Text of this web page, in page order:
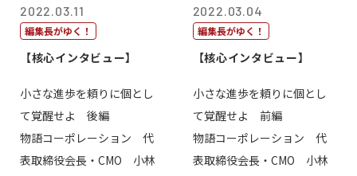
2022.03.11
編集長がゆく！
【核心インタビュー】
小さな進歩を頼りに個とし
て覚醒せよ 後編
物語コーポレーション 代
表取締役会長・CMO 小林
2022.03.04
編集長がゆく！
【核心インタビュー】
小さな進歩を頼りに個とし
て覚醒せよ 前編
物語コーポレーション 代
表取締役会長・CMO 小林